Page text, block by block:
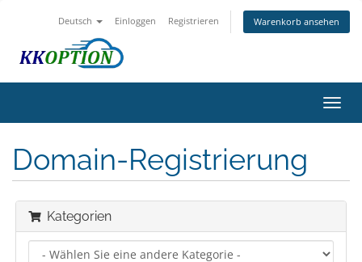
Deutsch Einloggen Registrieren Warenkorb ansehen
ein-/
Domain-Registrierung
Kategorien